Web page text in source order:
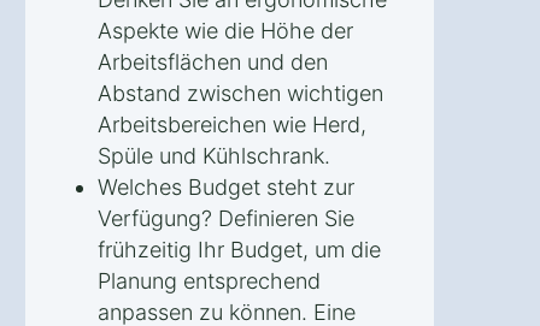
Aspekte wie die Höhe der
Arbeitsflächen und den
Abstand zwischen wichtigen
Arbeitsbereichen wie Herd,
Spüle und Kühlschrank.
Welches Budget steht zur
Verfügung? Definieren Sie
frühzeitig Ihr Budget, um die
Planung entsprechend
anpassen zu können. Eine